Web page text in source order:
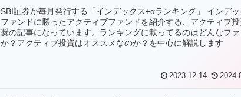
SBI証券が毎月発行する「インデックス+αランキング」 インデッ
ファンドに勝ったアクティブファンドを紹介する、アクティブ
奨の記事になっています。ランキングに載ってるのはどんなファ
か？アクティブ投資はオススメなのか？を中心に解説します
2023.12.14